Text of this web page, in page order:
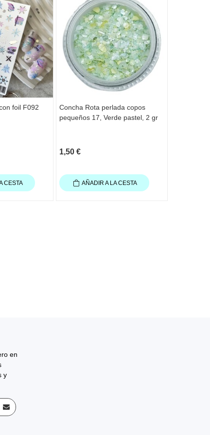
foil F092
CESTA
Concha Rota perlada copos
pequeños 17, Verde pastel, 2 gr
1,50 €
AÑADIR A LA CESTA
en
y